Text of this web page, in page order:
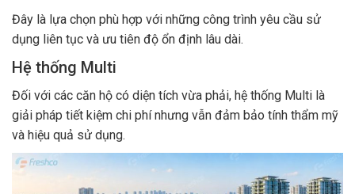
Đây là lựa chọn phù hợp với những công trình yêu cầu sử
dụng liên tục và ưu tiên độ ổn định lâu dài.
Hệ thống Multi
Đối với các căn hộ có diện tích vừa phải, hệ thống Multi là
giải pháp tiết kiệm chi phí nhưng vẫn đảm bảo tính thẩm mỹ
và hiệu quả sử dụng.